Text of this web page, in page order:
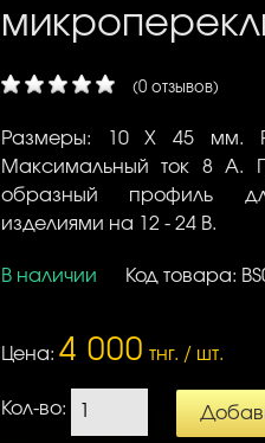
(0 отзывов)
Размеры: 10 Х 45 мм.
Максимальный ток 8 А.
образный профиль
изделиями на 12 - 24 В.
В наличии Код товара:
Цена: 4 000 тнг. / шт.
Кол-во: